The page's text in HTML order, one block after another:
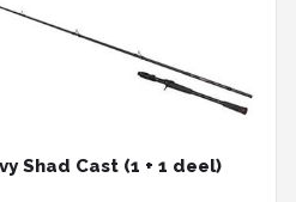
Shad Cast (1 + 1 deel)